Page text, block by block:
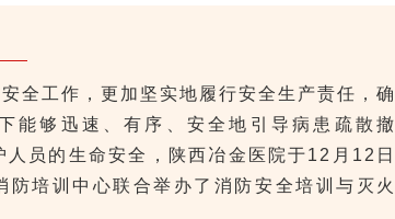
全工作，更加坚实地履行安全生产责任，确
能够迅速、有序、安全地引导病患疏散撤
人员的生命安全，陕西冶金医院于12月12日
防培训中心联合举办了消防安全培训与灭火